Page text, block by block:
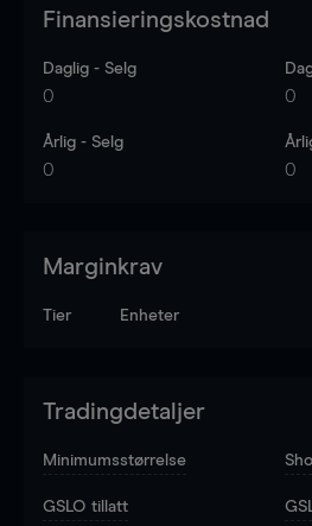
Finansieringskostnad
Daglig - Selg
0 0
Årlig - Selg
0 0
Marginkrav
Tier Enheter
Tradingdetaljer
Minimumsstørrelse
GSLO tillatt